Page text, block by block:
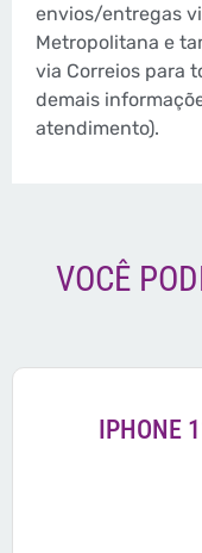
envios/entregas
Metropolitana e
via Correios para
demais
atendimento).
VOCÊ
IPHONE